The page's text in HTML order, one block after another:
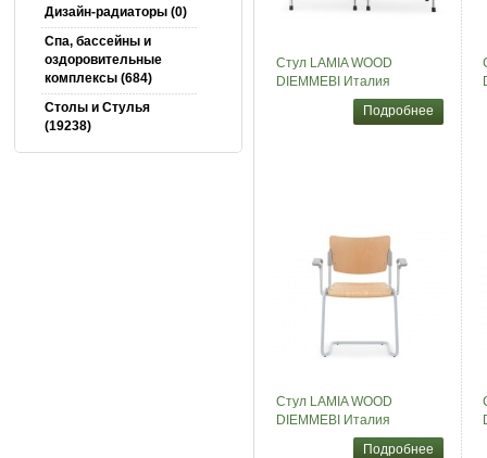
Дизайн-радиаторы (0)
Спа, бассейны и
оздоровительные
комплексы (684)
Столы и Cтулья
(19238)
Стул LAMIA WOOD
DIEMMEBI Италия
Подробнее
Стул LAMIA WOOD
DIEMMEBI Италия
Подробнее